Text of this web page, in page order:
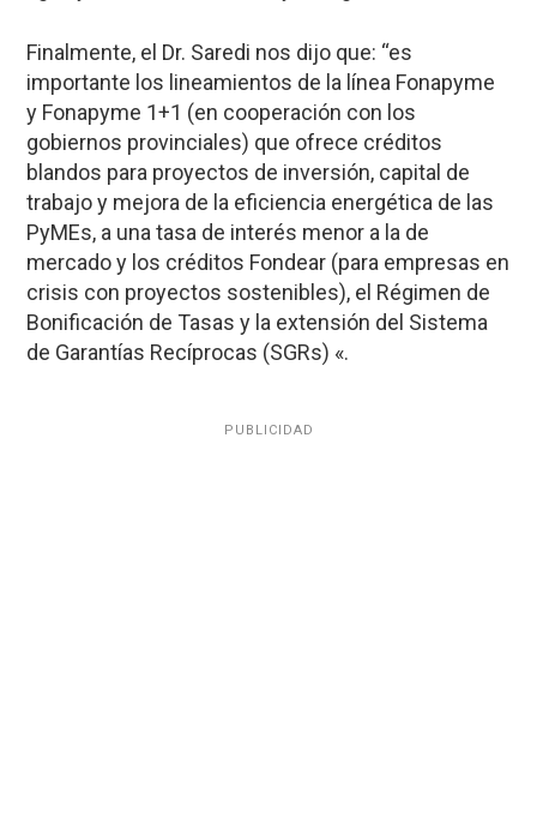
Finalmente, el Dr. Saredi nos dijo que: “es
importante los lineamientos de la línea Fonapyme
y Fonapyme 1+1 (en cooperación con los
gobiernos provinciales) que ofrece créditos
blandos para proyectos de inversión, capital de
trabajo y mejora de la eficiencia energética de las
PyMEs, a una tasa de interés menor a la de
mercado y los créditos Fondear (para empresas en
crisis con proyectos sostenibles), el Régimen de
Bonificación de Tasas y la extensión del Sistema
de Garantías Recíprocas (SGRs) «.
PUBLICIDAD